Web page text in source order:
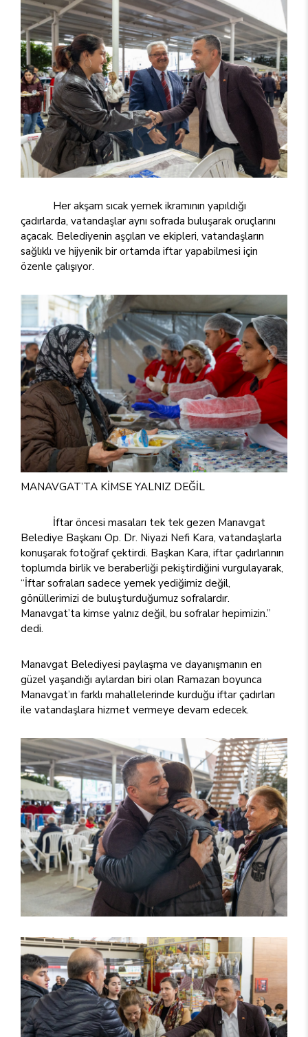
Her akşam sıcak yemek ikramının yapıldığı
çadırlarda, vatandaşlar aynı sofrada buluşarak oruçlarını
açacak. Belediyenin aşçıları ve ekipleri, vatandaşların
sağlıklı ve hijyenik bir ortamda iftar yapabilmesi için
özenle çalışıyor.
MANAVGAT’TA KİMSE YALNIZ DEĞİL
İftar öncesi masaları tek tek gezen Manavgat
Belediye Başkanı Op. Dr. Niyazi Nefi Kara, vatandaşlarla
konuşarak fotoğraf çektirdi. Başkan Kara, iftar çadırlarının
toplumda birlik ve beraberliği pekiştirdiğini vurgulayarak,
“İftar sofraları sadece yemek yediğimiz değil,
gönüllerimizi de buluşturduğumuz sofralardır.
Manavgat’ta kimse yalnız değil, bu sofralar hepimizin.”
dedi.
Manavgat Belediyesi paylaşma ve dayanışmanın en
güzel yaşandığı aylardan biri olan Ramazan boyunca
Manavgat’ın farklı mahallelerinde kurduğu iftar çadırları
ile vatandaşlara hizmet vermeye devam edecek.